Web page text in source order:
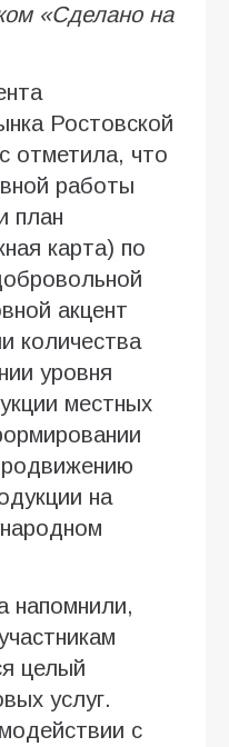
«Сделано на
Ростовской
отметила, что
работы
план
карта) по
акцент
количества
уровня
местных
на
напомнили,
целый
услуг.
с